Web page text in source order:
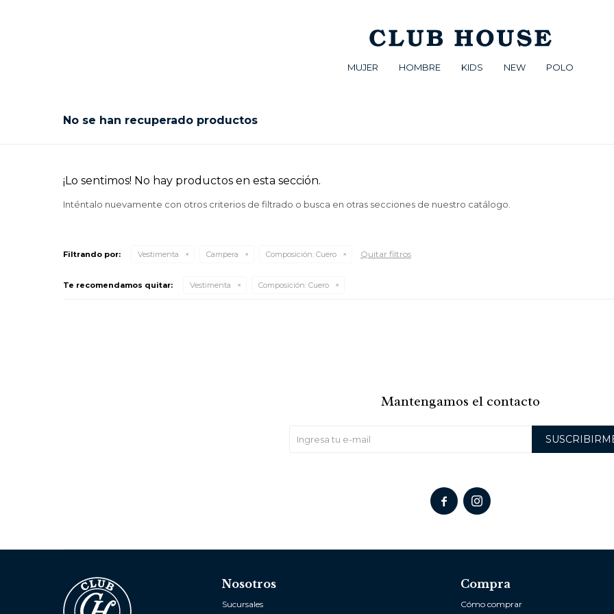
MUJER HOMBRE KIDS NEW POLO
No se han recuperado productos
¡Lo sentimos! No hay productos en esta sección.
Inténtalo nuevamente con otros criterios de filtrado o busca en otras secciones de nuestro catálogo.
Filtrando por: Vestimenta Campera Composición: Cuero Quitar filtros
Te recomendamos quitar: Vestimenta Composición: Cuero
Nosotros
Sucursales
Compra
Cómo comprar
Mantengamos el contacto
 